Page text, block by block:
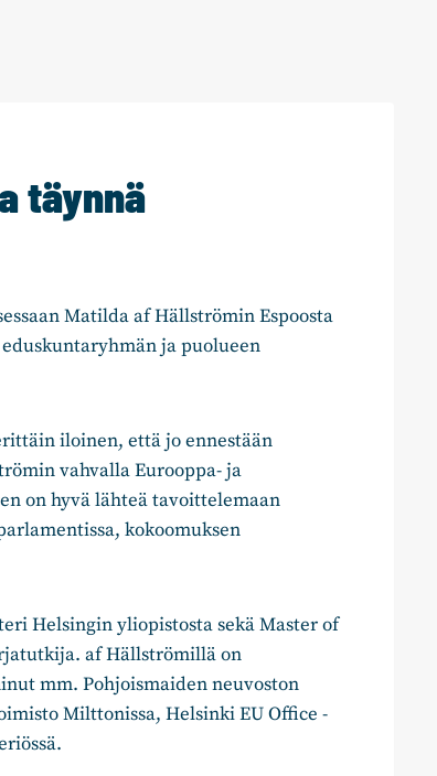
täynnä
Matilda af Hällströmin Espoosta
ja puolueen
iloinen, että jo ennestään
vahvalla Eurooppa- ja
on hyvä lähteä tavoittelemaan
kokoomuksen
Helsingin yliopistosta sekä Master of
af Hällströmillä on
mm. Pohjoismaiden neuvoston
Milttonissa, Helsinki EU Office -